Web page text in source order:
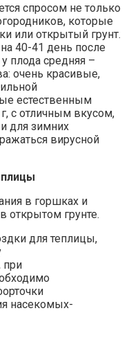
спросом не только
которые
или открытый грунт.
40-41 день после
плода средняя –
очень красивые,
естественным
с отличным вкусом,
для зимних
вирусной
в горшках и
открытом грунте.
для теплицы,
при
насекомых-